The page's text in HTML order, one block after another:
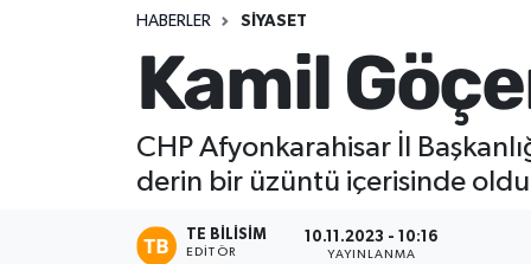
HABERLER SIYASET
Kamil
CHP Afyonkarahisar İl
derin bir üzüntü içerisinde
TE BILISIM
EDITÖR
10.11.2023 - 10:16
YAYINLANMA
Asayiş Yaşam
Sivil Toplum
Ekonomi